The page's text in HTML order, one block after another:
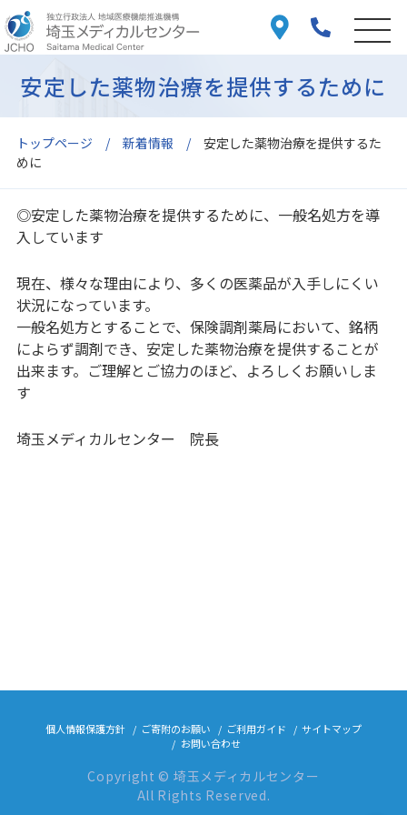
トップページ 新着情報
安定した薬物治療を提供するた
めに
安定した薬物治療を提供するために
◎安定した薬物治療を提供するために、一般名処方を導
入しています
現在、様々な理由により、多くの医薬品が入手しにくい
状況になっています。
一般名処方とすることで、保険調剤薬局において、銘柄
によらず調剤でき、安定した薬物治療を提供することが
出来ます。ご理解とご協力のほど、よろしくお願いしま
す
埼玉メディカルセンター 院長
個人情報保護方針 ご寄附のお願い ご利用ガイド
サイトマップ
お問い合わせ
Copyright © 埼玉メディカルセンター
All Rights Reserved.